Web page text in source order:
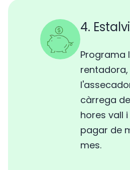
4.
Programa
rentadora,
càrrega
hores vall
pagar de
mes.